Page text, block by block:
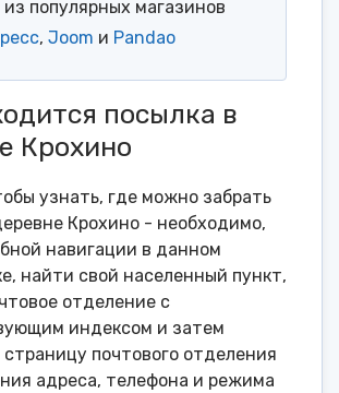
из популярных магазинов
, Joom и Pandao
посылка в
Крохино
узнать, где можно забрать
Крохино - необходимо,
навигации в данном
найти свой населенный пункт,
отделение с
индексом и затем
почтового отделения
адреса, телефона и режима